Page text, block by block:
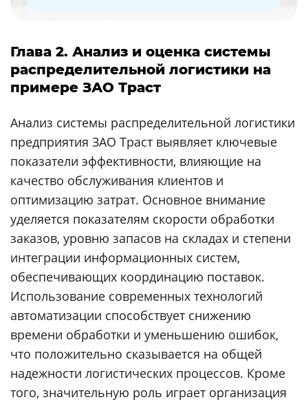
Глава 2. Анализ и оценка системы
распределительной логистики на
примере ЗАО Траст
Анализ системы распределительной логистики
предприятия ЗАО Траст выявляет ключевые
показатели эффективности, влияющие на
качество обслуживания клиентов и
оптимизацию затрат. Основное внимание
уделяется показателям скорости обработки
заказов, уровню запасов на складах и степени
интеграции информационных систем,
обеспечивающих координацию поставок.
Использование современных технологий
автоматизации способствует снижению
времени обработки и уменьшению ошибок,
что положительно сказывается на общей
надежности логистических процессов. Кроме
того, значительную роль играет организация